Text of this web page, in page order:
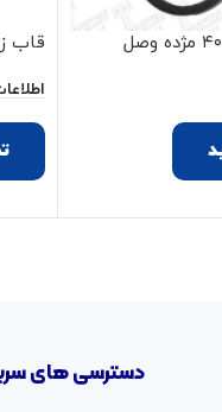
قاب
دسترسی های